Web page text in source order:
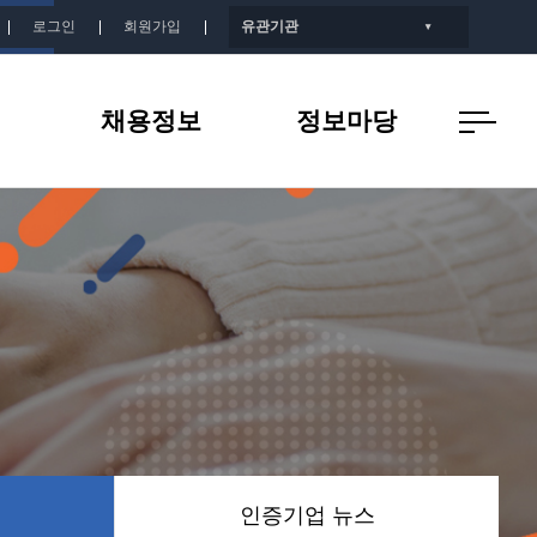
유관기관 ▼
회원가입
로그인
채용정보
인증기업 채용정보
정보마당
공지사항
인증기업 뉴스